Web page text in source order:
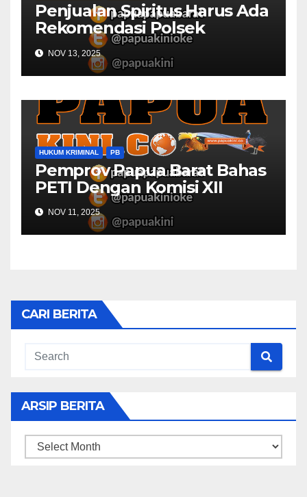
Penjualan Spiritus Harus Ada
Rekomendasi Polsek
Kaimana
NOV 13, 2025
HUKUM KRIMINAL PB
Pemprov Papua Barat Bahas
PETI Dengan Komisi XII
NOV 11, 2025
CARI BERITA
ARSIP BERITA
ARSIP